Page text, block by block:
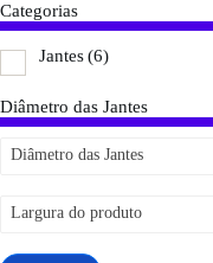
Categorias
Jantes(6)
Diâmetro das Jantes
Diâmetro das Jantes
Largura do produto